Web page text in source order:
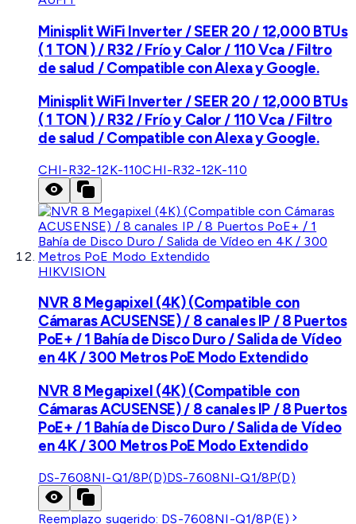
Minisplit WiFi Inverter / SEER 20 / 12,000 BTUs
( 1 TON ) / R32 / Frío y Calor / 110 Vca / Filtro
de salud / Compatible con Alexa y Google.
Minisplit WiFi Inverter / SEER 20 / 12,000 BTUs
( 1 TON ) / R32 / Frío y Calor / 110 Vca / Filtro
de salud / Compatible con Alexa y Google.
CHI-R32-12K-110CHI-R32-12K-110
HIKVISION
NVR 8 Megapixel (4K) (Compatible con
Cámaras ACUSENSE) / 8 canales IP / 8 Puertos
PoE+ / 1 Bahía de Disco Duro / Salida de Vídeo
en 4K / 300 Metros PoE Modo Extendido
NVR 8 Megapixel (4K) (Compatible con
Cámaras ACUSENSE) / 8 canales IP / 8 Puertos
PoE+ / 1 Bahía de Disco Duro / Salida de Vídeo
en 4K / 300 Metros PoE Modo Extendido
DS-7608NI-Q1/8P(D)DS-7608NI-Q1/8P(D)
Reemplazo sugerido: DS-7608NI-Q1/8P(E)